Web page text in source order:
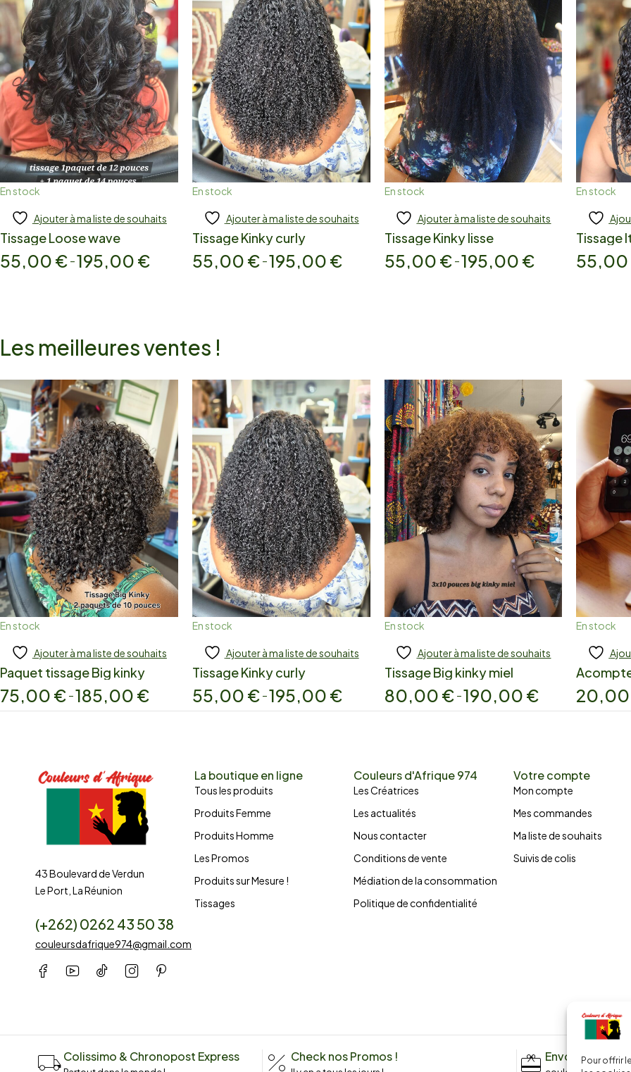
Pour offrir
En stock
Add to cart
Ajouter à ma liste de souhaits
Tissage Loose wave
55,00 € –195,00 €
En stock
Add to cart
Ajouter à ma liste de souhaits
Tissage Kinky curly
55,00 € –195,00 €
En stock
Add to cart
Ajouter à ma liste de souhaits
Tissage Kinky lisse
55,00 € –195,00 €
En stock
Tissage
55,00
Les meilleures ventes !
En stock
Add to cart
Ajouter à ma liste de souhaits
Paquet tissage Big kinky
75,00 € –185,00 €
En stock
Add to cart
Ajouter à ma liste de souhaits
Tissage Kinky curly
55,00 € –195,00 €
En stock
Add to cart
Ajouter à ma liste de souhaits
Tissage Big kinky miel
80,00 € –190,00 €
En stock
43 Boulevard de Verdun
Le Port, La Réunion
(+262) 0262 43 50 38
couleursdafrique974@gmail.com
La boutique en ligne
Tous les produits
Produits Femme
Produits Homme
Les Promos
Produits sur Mesure !
Tissages
Couleurs d'Afrique 974
Les Créatrices
Les actualités
Nous contacter
Conditions de vente
Médiation de la consommation
Politique de confidentialité
Votre compte
Mon compte
Mes commandes
Ma liste de souhaits
Suivis de colis
Colissimo & Chronopost Express Check nos Promos ! Envoyez un